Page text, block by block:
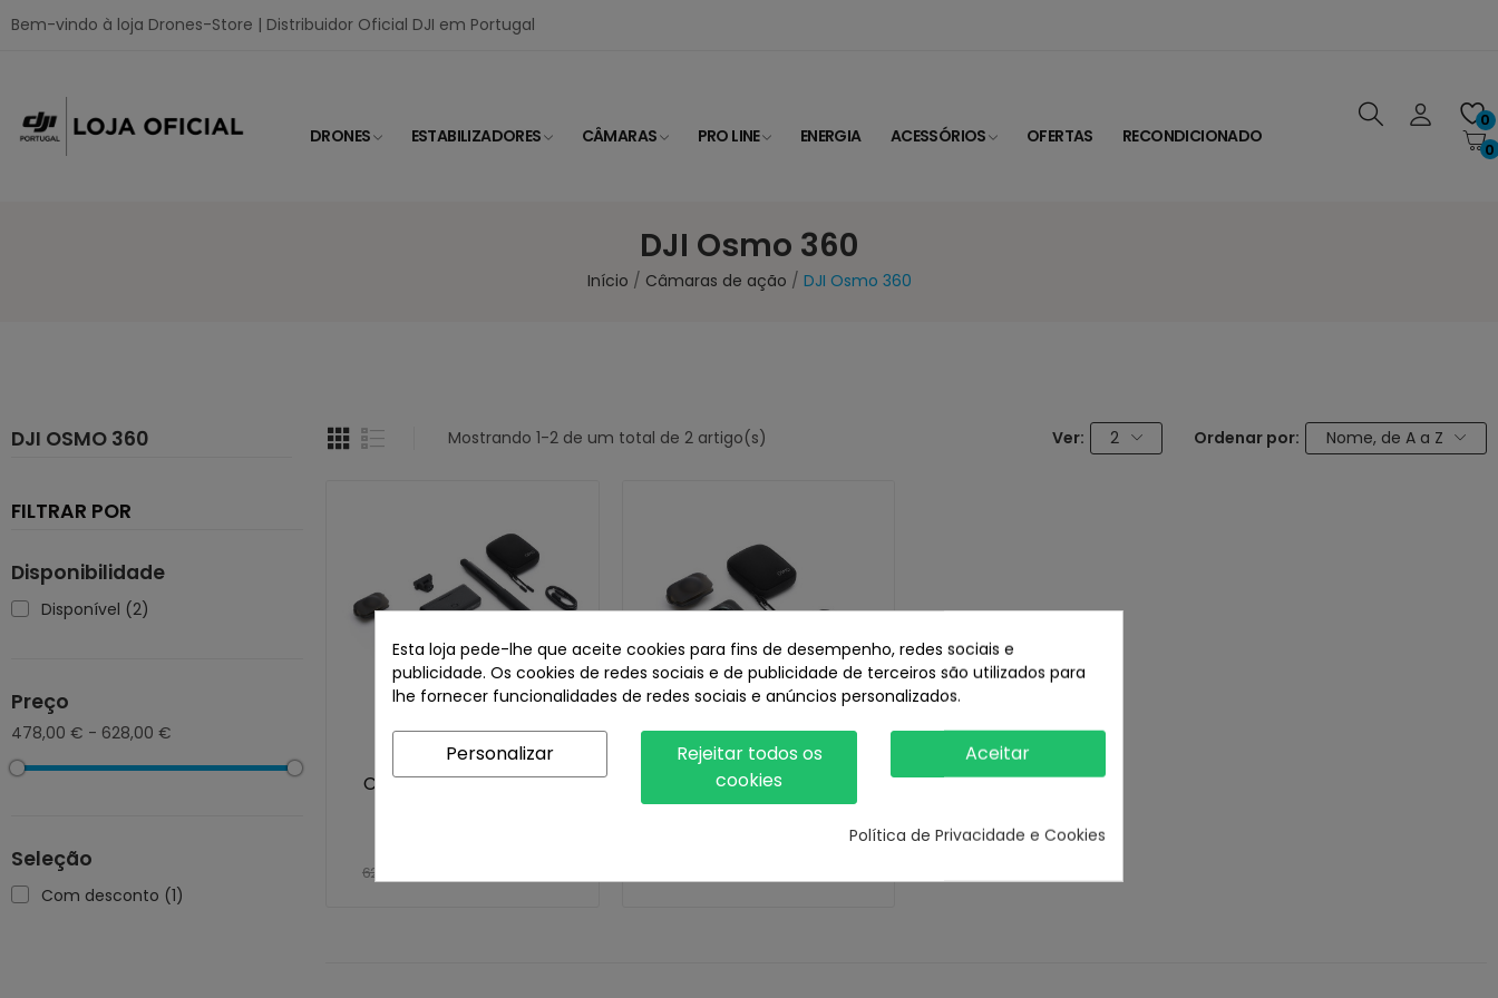
Bem-vindo à loja Drones-Store | Distribuidor Oficial DJI em Portugal
DRONES ESTABILIZADORES CÂMARAS PRO LINE ENERGIA ACESSÓRIOS OFERTAS RECONDICIONADO
0
0
DJI Osmo 360
Início Câmaras de ação DJI Osmo 360
DJI OSMO 360
FILTRAR POR
Disponibilidade
Disponível (2)
Preço
478,00 € - 628,00 €
Seleção
Com desconto (1)
Mostrando 1-2 de um total de 2 artigo(s) Ver: 2 Ordenar por: Nome, de A a Z
Câmara DJI Osmo 360
628,00 €
Câmara DJI Osmo 360
Standard Combo
Esta loja pede-lhe que aceite cookies para fins de desempenho, redes sociais e
publicidade. Os cookies de redes sociais e de publicidade de terceiros são utilizados para
lhe fornecer funcionalidades de redes sociais e anúncios personalizados.
Aceitar
Rejeitar todos os
cookies
Personalizar
Política de Privacidade e Cookies